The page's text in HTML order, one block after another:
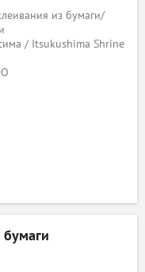
из бумаги/
/ Itsukushima Shrine